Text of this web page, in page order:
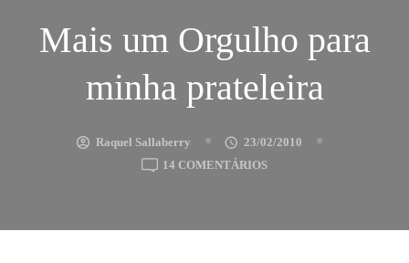
Mais um Orgulho para
minha prateleira
Raquel Sallaberry
23/02/2010
14 COMENTÁRIOSEM
ORGULHO